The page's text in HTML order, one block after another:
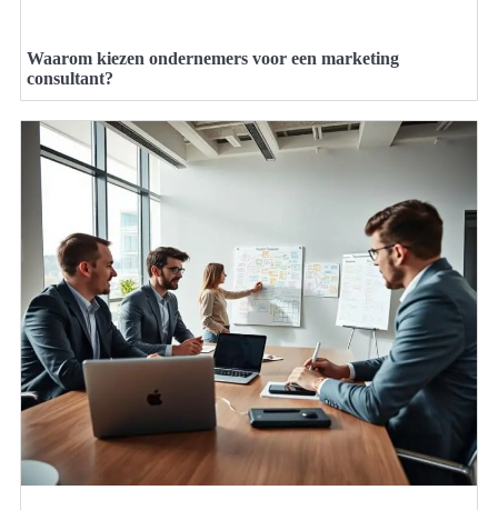
Waarom kiezen ondernemers voor een marketing
consultant?